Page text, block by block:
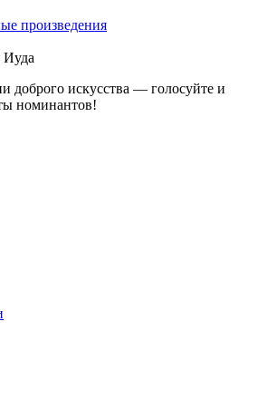
произведения
Иуда
доброго искусства — голосуйте и
номинантов!